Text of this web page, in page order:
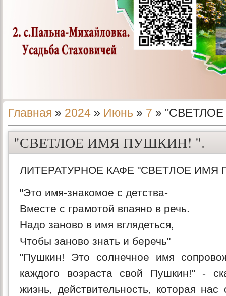
Главная » 2024 » Июнь » 7 »
"СВЕТЛОЕ ИМЯ ПУШКИН! ".
ЛИТЕРАТУРНОЕ КАФЕ "СВЕТЛОЕ ИМЯ
"Это имя-знакомое с детства-
Вместе с грамотой впаяно в речь.
Надо заново в имя вглядеться,
Чтобы заново знать и беречь"
"Пушкин! Это солнечное имя
каждого возраста свой Пушкин!" -
жизнь, действительность, которая